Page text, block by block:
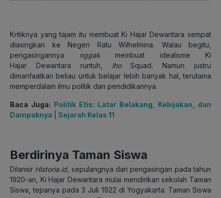
Kritiknya yang tajam itu membuat Ki Hajar Dewantara sempat
diasingkan ke Negeri Ratu Wilhelmina. Walau begitu,
pengasingannya nggakmembuat idealisme Ki
Hajar Dewantara runtuh, lhoSquad. Namun justru
dimanfaatkan beliau untuk belajar lebih banyak hal, terutama
memperdalam ilmu politik dan pendidikannya.
Baca Juga: Politik Etis: Latar Belakang, Kebijakan, dan
Dampaknya | Sejarah Kelas 11
Berdirinya Taman Siswa
Dilansir Historia.id, sepulangnya dari pengasingan pada tahun
1920-an, Ki Hajar Dewantara mulai mendirikan sekolah Taman
Siswa, tepanya pada 3 Juli 1922 di Yogyakarta. Taman Siswa